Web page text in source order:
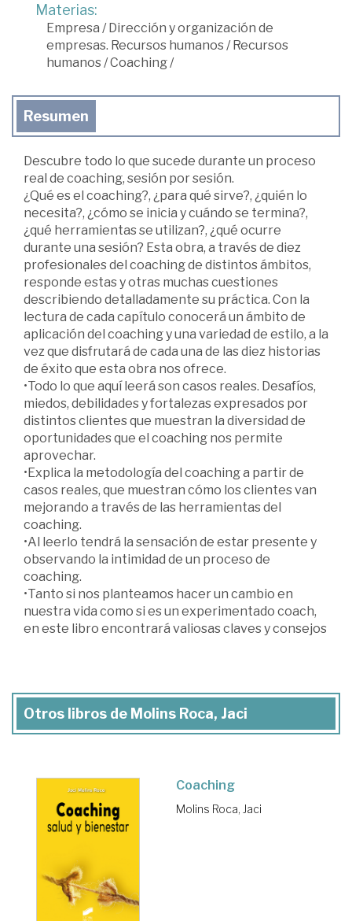
Materias:
Empresa /Dirección y organización de
empresas. Recursos humanos /Recursos
humanos /Coaching /
Resumen
Descubre todo lo que sucede durante un proceso
real de coaching, sesión por sesión.
¿Qué es el coaching?, ¿para qué sirve?, ¿quién lo
necesita?, ¿cómo se inicia y cuándo se termina?,
¿qué herramientas se utilizan?, ¿qué ocurre
durante una sesión? Esta obra, a través de diez
profesionales del coaching de distintos ámbitos,
responde estas y otras muchas cuestiones
describiendo detalladamente su práctica. Con la
lectura de cada capítulo conocerá un ámbito de
aplicación del coaching y una variedad de estilo, a la
vez que disfrutará de cada una de las diez historias
de éxito que esta obra nos ofrece.
•Todo lo que aquí leerá son casos reales. Desafíos,
miedos, debilidades y fortalezas expresados por
distintos clientes que muestran la diversidad de
oportunidades que el coaching nos permite
aprovechar.
•Explica la metodología del coaching a partir de
casos reales, que muestran cómo los clientes van
mejorando a través de las herramientas del
coaching.
•Al leerlo tendrá la sensación de estar presente y
observando la intimidad de un proceso de
coaching.
•Tanto si nos planteamos hacer un cambio en
nuestra vida como si es un experimentado coach,
en este libro encontrará valiosas claves y consejos
Otros libros de Molins Roca, Jaci
Coaching
Molins Roca, Jaci